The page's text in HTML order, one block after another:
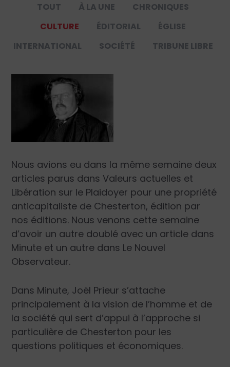
TOUT À LA UNE
CHRONIQUES
CULTURE
ÉDITORIAL
ÉGLISE
INTERNATIONAL
SOCIÉTÉ TRIBUNE LIBRE
Nous avions eu dans la même semaine deux
articles parus dans Valeurs actuelles et
Libération sur le Plaidoyer pour une propriété
anticapitaliste de Chesterton, édition par
nos éditions. Nous venons cette semaine
d’avoir un autre doublé avec un article dans
Minute et un autre dans Le Nouvel
Observateur.
Dans Minute, Joël Prieur s’attache
principalement à la vision de l’homme et de
la société qui sert d’appui à l’approche si
particulière de Chesterton pour les
questions politiques et économiques.